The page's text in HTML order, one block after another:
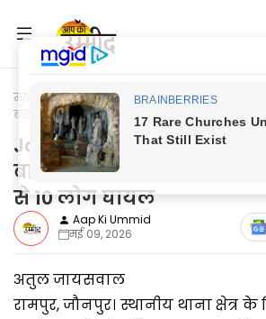
मुख्यपृष्ठ Jaunpur News
Jaunpur News:
बाराती, जमकर चली लाठी—डण्डे, दोनों पक्ष से 10 लोग
Jaunpur News: डांस से
बाराती, जमकर चली
से 10 लोग घायल
Aap Ki Ummid
मई 09, 2026
अतुल जायसवाल
रामपुर, जौनपुर। स्थानीय थाना क्षेत्र